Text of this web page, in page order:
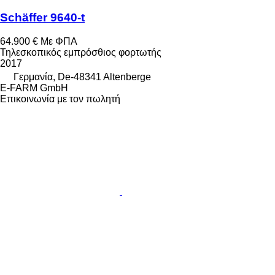
Schäffer 9640-t
64.900 € Με ΦΠΑ
Τηλεσκοπικός εμπρόσθιος φορτωτής
2017
Γερμανία, De-48341 Altenberge
E-FARM GmbH
Επικοινωνία με τον πωλητή